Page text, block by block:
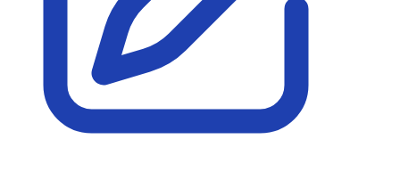
Проєкт "Жестова мова для поліцейських"
Про шахрайські схеми
ВІКТОРИНА
На допомогу військовим
Медична термінологія жестовою мовою
Статут УТОГ